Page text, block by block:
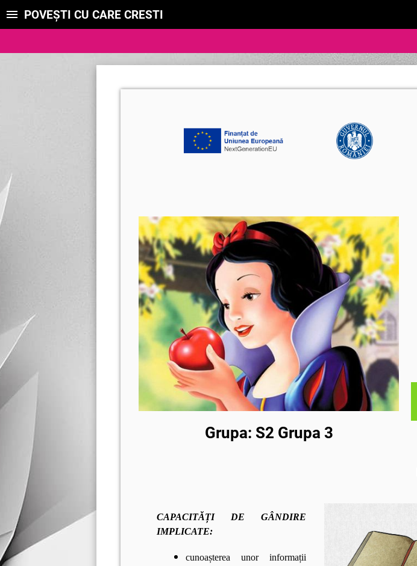
POVEȘTI CU CARE CRESTI
Grupa: S2 Grupa 3
CAPACITĂȚI DE GÂNDIRE
IMPLICATE:
cunoașterea unor informații